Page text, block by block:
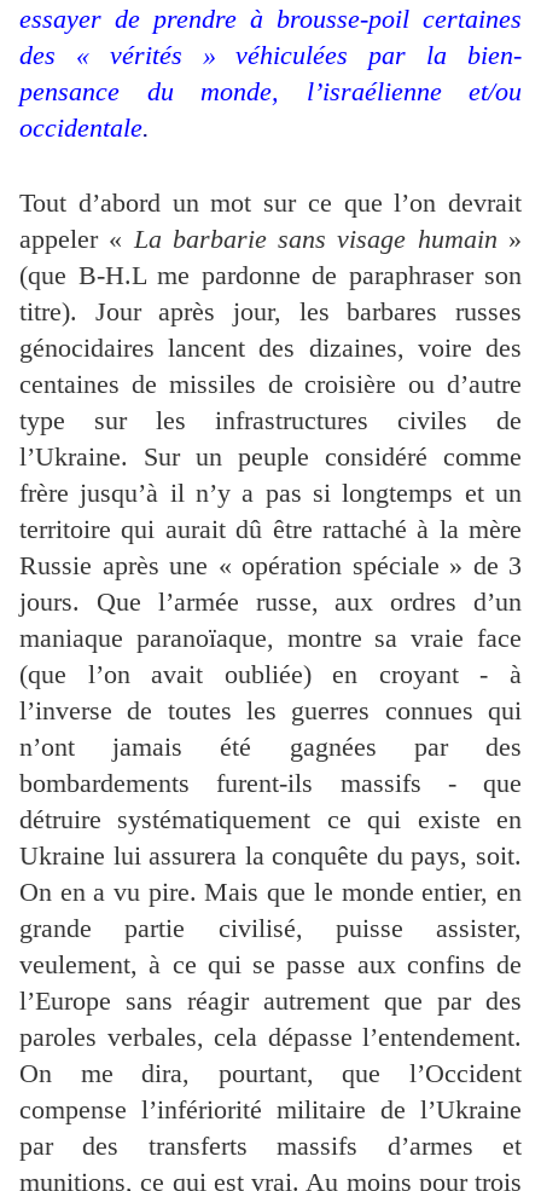
essayer de prendre à brousse-poil certaines
des « vérités » véhiculées par la bien-
pensance du monde, l’israélienne et/ou
occidentale.
Tout d’abord un mot sur ce que l’on devrait
appeler «La barbarie sans visage humain »
(que B-H.L me pardonne de paraphraser son
titre). Jour après jour, les barbares russes
génocidaires lancent des dizaines, voire des
centaines de missiles de croisière ou d’autre
type sur les infrastructures civiles de
l’Ukraine. Sur un peuple considéré comme
frère jusqu’à il n’y a pas si longtemps et un
territoire qui aurait dû être rattaché à la mère
Russie après une « opération spéciale » de 3
jours. Que l’armée russe, aux ordres d’un
maniaque paranoïaque, montre sa vraie face
(que l’on avait oubliée) en croyant - à
l’inverse de toutes les guerres connues qui
n’ont jamais été gagnées par des
bombardements furent-ils massifs - que
détruire systématiquement ce qui existe en
Ukraine lui assurera la conquête du pays, soit.
On en a vu pire. Mais que le monde entier, en
grande partie civilisé, puisse assister,
veulement, à ce qui se passe aux confins de
l’Europe sans réagir autrement que par des
paroles verbales, cela dépasse l’entendement.
On me dira, pourtant, que l’Occident
compense l’infériorité militaire de l’Ukraine
par des transferts massifs d’armes et
munitions, ce qui est vrai. Au moins pour trois